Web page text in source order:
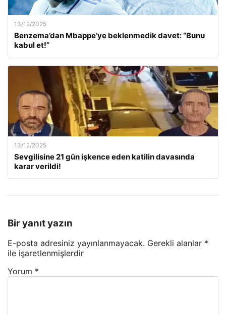
13/12/2025
Benzema’dan Mbappe’ye beklenmedik davet: “Bunu
kabul et!”
13/12/2025
Sevgilisine 21 gün işkence eden katilin davasında
karar verildi!
Bir yanıt yazın
E-posta adresiniz yayınlanmayacak. Gerekli alanlar *
ile işaretlenmişlerdir
Yorum *